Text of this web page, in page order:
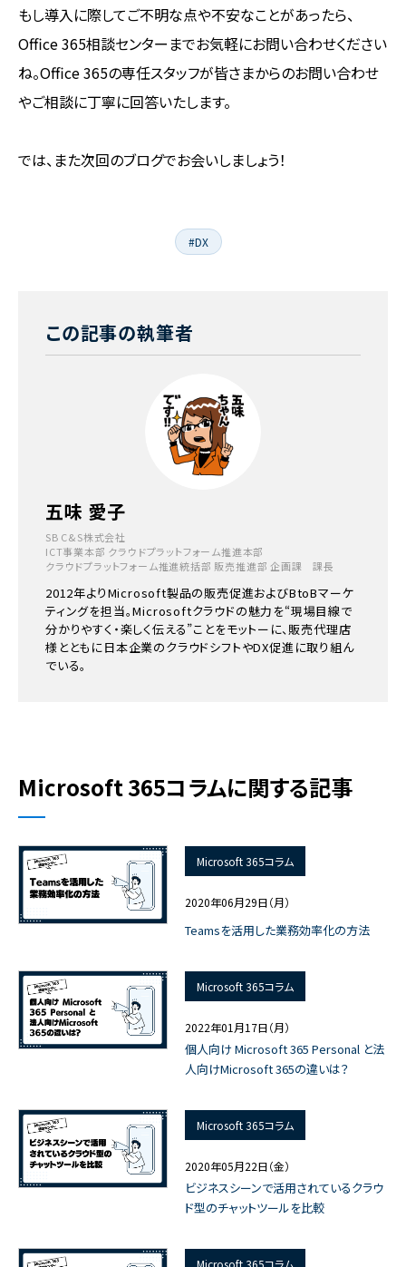
もし導入に際してご不明な点や不安なことがあったら、
Office 365相談センターまでお気軽にお問い合わせください
ね。Office 365の専任スタッフが皆さまからのお問い合わせ
やご相談に丁寧に回答いたします。
では、また次回のブログでお会いしましょう！
#DX
この記事の執筆者
五味 愛子
SB C&S株式会社
ICT事業本部 クラウドプラットフォーム推進本部
クラウドプラットフォーム推進統括部 販売推進部 企画課 課長
2012年よりMicrosoft製品の販売促進およびBtoBマーケ
ティングを担当。Microsoftクラウドの魅力を“現場目線で
分かりやすく・楽しく伝える”ことをモットーに、販売代理店
様とともに日本企業のクラウドシフトやDX促進に取り組ん
でいる。
Microsoft 365コラムに関する記事
Microsoft 365コラム
2020年06月29日（月）
Teamsを活用した業務効率化の方法
Microsoft 365コラム
2022年01月17日（月）
個人向け Microsoft 365 Personal と法
人向けMicrosoft 365の違いは？
Microsoft 365コラム
2020年05月22日（金）
ビジネスシーンで活用されているクラウ
ド型のチャットツールを比較
Microsoft 365コラム